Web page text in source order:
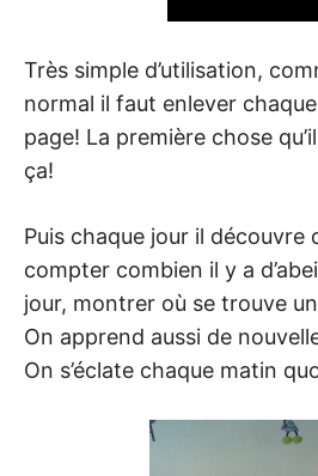
Très simple d’utilisation,
normal il faut enlever
page! La première chose
ça!
Puis chaque jour il découvre
compter combien il y a
jour, montrer où se trouve
On apprend aussi de
On s’éclate chaque matin